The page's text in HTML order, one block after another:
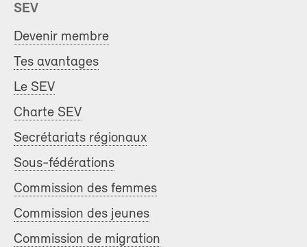
SEV
Devenir membre
Tes avantages
Le SEV
Charte SEV
Secrétariats régionaux
Sous-fédérations
Commission des femmes
Commission des jeunes
Commission de migration